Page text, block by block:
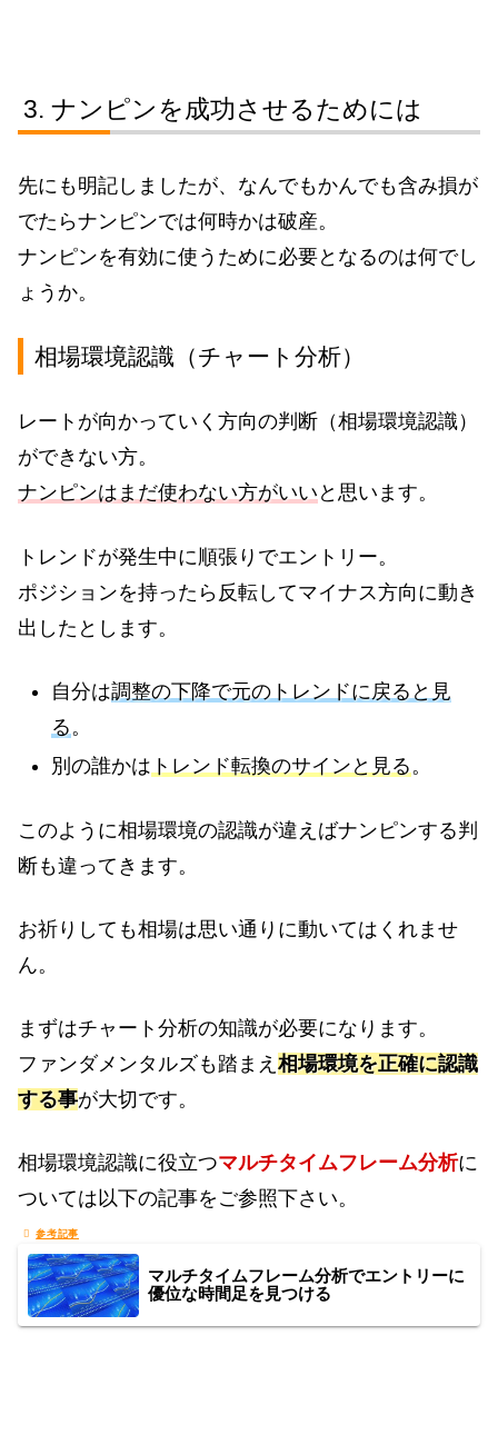
ナンピンを成功させるためには
先にも明記しましたが、なんでもかんでも含み損が
でたらナンピンでは何時かは破産。
ナンピンを有効に使うために必要となるのは何でし
ょうか。
相場環境認識（チャート分析）
レートが向かっていく方向の判断（相場環境認識）
ができない方。
ナンピンはまだ使わない方がいい と思います。
トレンドが発生中に順張りでエントリー。
ポジションを持ったら反転してマイナス方向に動き
出したとします。
自分は調整の下降で元のトレンドに戻ると見
る 。
別の誰かは トレンド転換のサインと見る。
このように相場環境の認識が違えばナンピンする判
断も違ってきます。
お祈りしても相場は思い通りに動いてはくれませ
ん。
まずはチャート分析の知識が必要になります。
ファンダメンタルズも踏まえ 相場環境を正確に認識
する事が大切です。
相場環境認識に役立つマルチタイムフレーム分析に
ついては以下の記事をご参照下さい。
マルチタイムフレーム分析でエントリーに
優位な時間足を見つける